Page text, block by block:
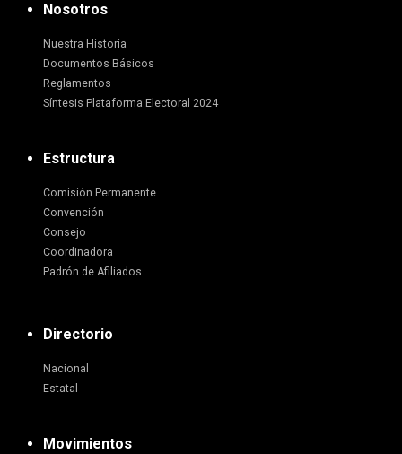
Nosotros
Nuestra Historia
Documentos Básicos
Reglamentos
Síntesis Plataforma Electoral 2024
Estructura
Comisión Permanente
Convención
Consejo
Coordinadora
Padrón de Afiliados
Directorio
Nacional
Estatal
Movimientos